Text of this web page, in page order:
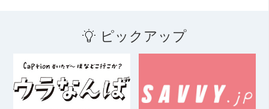
ピックアップ